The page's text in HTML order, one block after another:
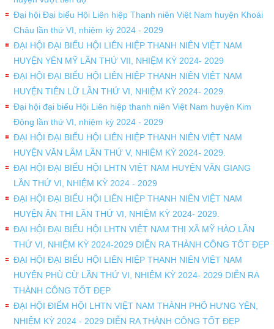
Đại hội Đại biểu Hội Liên hiệp Thanh niên Việt Nam huyện Khoái
Châu lần thứ VI, nhiệm kỳ 2024 - 2029
ĐẠI HỘI ĐẠI BIỂU HỘI LIÊN HIỆP THANH NIÊN VIỆT NAM
HUYỆN YÊN MỸ LẦN THỨ VII, NHIỆM KỲ 2024- 2029
ĐẠI HỘI ĐẠI BIỂU HỘI LIÊN HIỆP THANH NIÊN VIỆT NAM
HUYỆN TIÊN LỮ LẦN THỨ VI, NHIỆM KỲ 2024- 2029.
Đại hội đại biểu Hội Liên hiệp thanh niên Việt Nam huyện Kim
Động lần thứ VI, nhiệm kỳ 2024 - 2029
ĐẠI HỘI ĐẠI BIỂU HỘI LIÊN HIỆP THANH NIÊN VIỆT NAM
HUYỆN VĂN LÂM LẦN THỨ V, NHIỆM KỲ 2024- 2029.
ĐẠI HỘI ĐẠI BIỂU HỘI LHTN VIỆT NAM HUYỆN VĂN GIANG
LẦN THỨ VI, NHIỆM KỲ 2024 - 2029
ĐẠI HỘI ĐẠI BIỂU HỘI LIÊN HIỆP THANH NIÊN VIỆT NAM
HUYỆN ÂN THI LẦN THỨ VI, NHIỆM KỲ 2024- 2029.
ĐẠI HỘI ĐẠI BIỂU HỘI LHTN VIỆT NAM THỊ XÃ MỸ HÀO LẦN
THỨ VI, NHIỆM KỲ 2024-2029 DIỄN RA THÀNH CÔNG TỐT ĐẸP
ĐẠI HỘI ĐẠI BIỂU HỘI LIÊN HIỆP THANH NIÊN VIỆT NAM
HUYỆN PHÙ CỪ LẦN THỨ VI, NHIỆM KỲ 2024- 2029 DIỄN RA
THÀNH CÔNG TỐT ĐẸP
ĐẠI HỘI ĐIỂM HỘI LHTN VIỆT NAM THÀNH PHỐ HƯNG YÊN,
NHIỆM KỲ 2024 - 2029 DIỄN RA THÀNH CÔNG TỐT ĐẸP